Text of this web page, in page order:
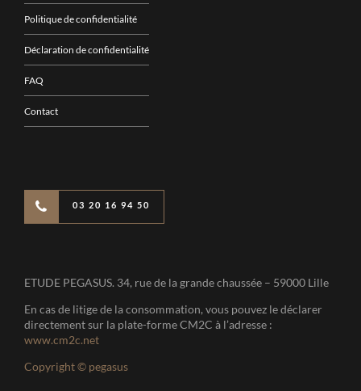
Politique de confidentialité
Déclaration de confidentialité
FAQ
Contact
03 20 16 94 50
ETUDE PEGASUS. 34, rue de la grande chaussée – 59000 Lille
En cas de litige de la consommation, vous pouvez le déclarer
directement sur la plate-forme CM2C à l’adresse :
www.cm2c.net
Copyright © pegasus